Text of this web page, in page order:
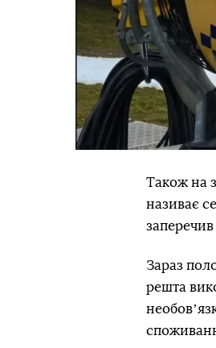
Також на
називає
Зараз
решта